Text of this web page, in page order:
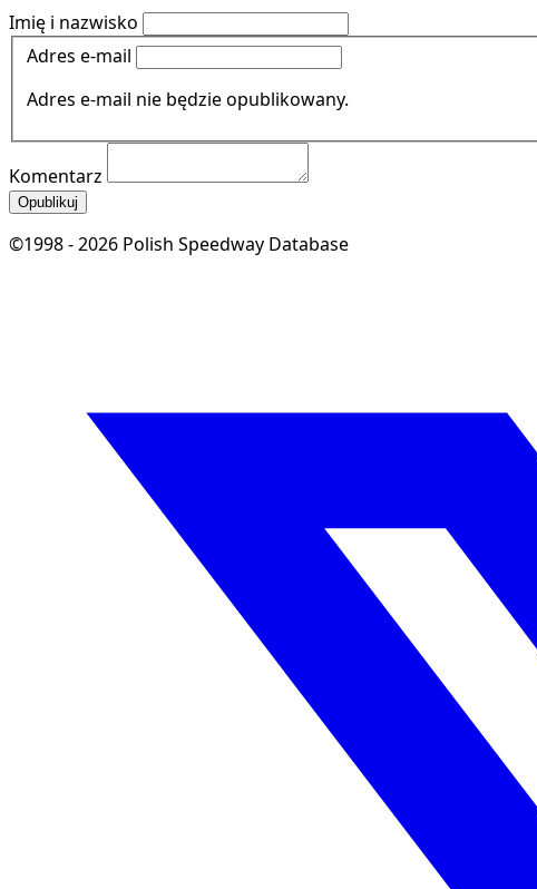
Imię i nazwisko
Adres e-mail
Adres e-mail nie będzie opublikowany.
Komentarz
Opublikuj
©1998 - 2026 Polish Speedway Database